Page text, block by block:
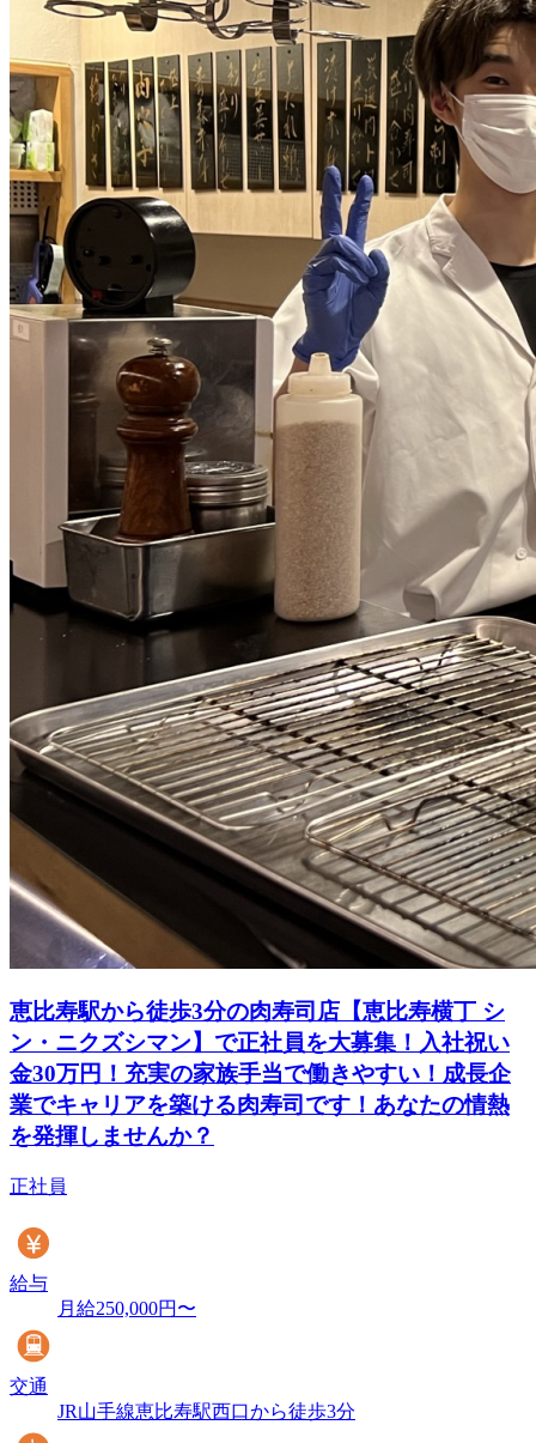
恵比寿駅から徒歩3分の肉寿司店【恵比寿横丁 シ
ン・ニクズシマン】で正社員を大募集！入社祝い
金30万円！充実の家族手当で働きやすい！成長企
業でキャリアを築ける肉寿司です！あなたの情熱
を発揮しませんか？
正社員
給与
月給250,000円〜
交通
JR山手線恵比寿駅西口から徒歩3分